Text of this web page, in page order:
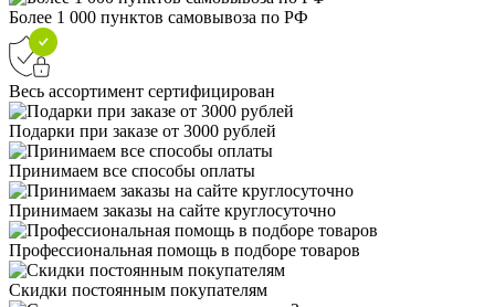
Более 1 000 пунктов самовывоза по РФ
Весь ассортимент сертифицирован
Подарки при заказе от 3000 рублей
Принимаем все способы оплаты
Принимаем заказы на сайте круглосуточно
Профессиональная помощь в подборе товаров
Скидки постоянным покупателям